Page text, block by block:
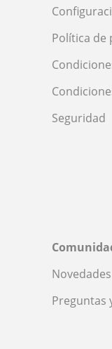
Política de
Seguridad
Preguntas